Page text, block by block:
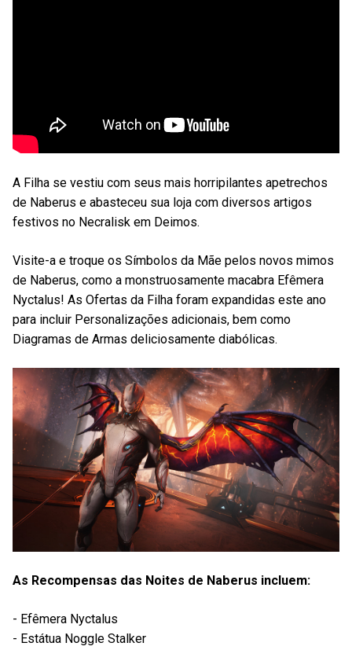
A Filha se vestiu com seus mais horripilantes apetrechos
de Naberus e abasteceu sua loja com diversos artigos
festivos no Necralisk em Deimos.
Visite-a e troque os Símbolos da Mãe pelos novos mimos
de Naberus, como a monstruosamente macabra Efêmera
Nyctalus! As Ofertas da Filha foram expandidas este ano
para incluir Personalizações adicionais, bem como
Diagramas de Armas deliciosamente diabólicas.
As Recompensas das Noites de Naberus incluem:
- Efêmera Nyctalus
- Estátua Noggle Stalker